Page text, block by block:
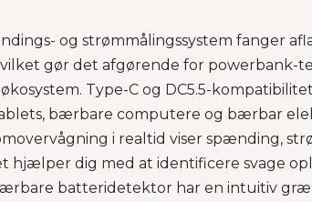
og strømmålingssystem fanger
gør det afgørende for powerbank-
Type-C og DC5.5-
bærbare computere og bærbar
i realtid viser spænding,
hjælper dig med at identificere svage
batteridetektor har en intuitiv